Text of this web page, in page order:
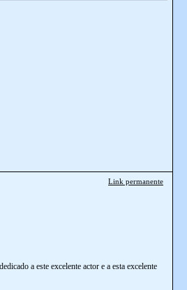
Link permanente
a este excelente actor e a esta excelente